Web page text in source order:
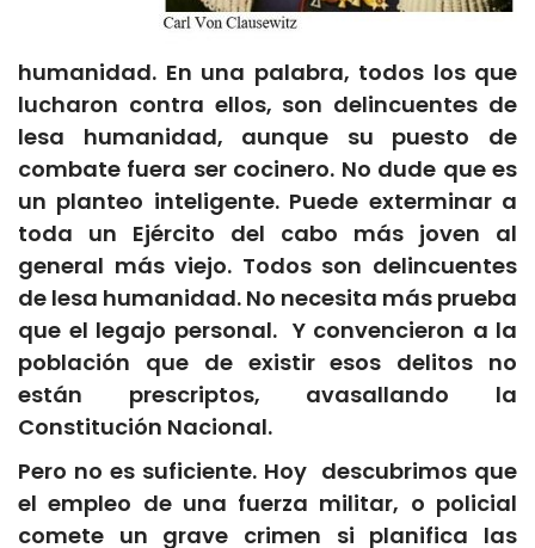
humanidad. En una palabra, todos los que
lucharon contra ellos, son delincuentes de
lesa humanidad, aunque su puesto de
combate fuera ser cocinero. No dude que es
un planteo inteligente. Puede exterminar a
toda un Ejército del cabo más joven al
general más viejo. Todos son delincuentes
de lesa humanidad. No necesita más prueba
que el legajo personal. Y convencieron a la
población que de existir esos delitos no
están prescriptos, avasallando la
Constitución Nacional.
Pero no es suficiente. Hoy descubrimos que
el empleo de una fuerza militar, o policial
comete un grave crimen si planifica las